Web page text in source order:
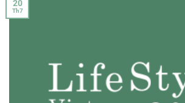
20
Th7